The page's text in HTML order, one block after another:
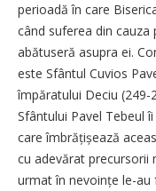
perioadă în care
când suferea din
abătuseră asupra ei.
este Sfântul Cuvios
împăratului Deciu
Sfântului Pavel Tebeul
care îmbrățișează
cu adevărat precursorii
urmat în nevoințe le-